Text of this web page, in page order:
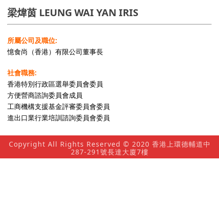
梁煒茵 LEUNG WAI YAN IRIS
所屬公司及職位:
憶食尚（香港）有限公司董事長
社會職務:
香港特別行政區選舉委員會委員
方便營商諮詢委員會成員
工商機構支援基金評審委員會委員
進出口業行業培訓諮詢委員會委員
Copyright All Rights Reserved © 2020 香港上環德輔道中
287-291號長達大廈7樓